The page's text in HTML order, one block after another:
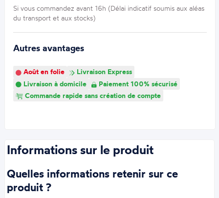
Si vous commandez avant 16h (Délai indicatif soumis aux aléas
du transport et aux stocks)
Autres avantages
Août en folie
Livraison Express
Livraison à domicile
Paiement 100% sécurisé
Commande rapide sans création de compte
Informations sur le produit
Quelles informations retenir sur ce
produit ?